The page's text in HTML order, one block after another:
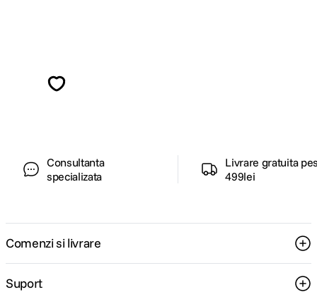
Consultanta
specializata
Livrare gratuita
499lei
Comenzi si livrare
Suport